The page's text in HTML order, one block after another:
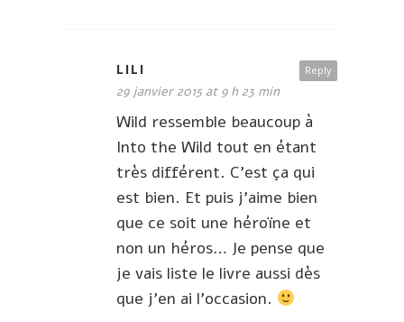
Reply
LILI
29 janvier 2015 at 9 h 23 min
Wild ressemble beaucoup à
Into the Wild tout en étant
très différent. C’est ça qui
est bien. Et puis j’aime bien
que ce soit une héroïne et
non un héros… Je pense que
je vais liste le livre aussi dès
que j’en ai l’occasion.